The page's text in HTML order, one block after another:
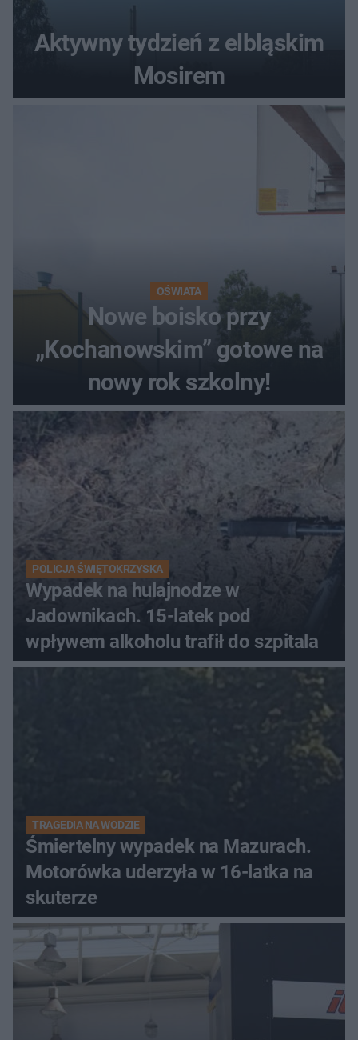
Aktywny tydzień z elbląskim
Mosirem
OŚWIATA
Nowe boisko przy
„Kochanowskim” gotowe na
nowy rok szkolny!
POLICJA ŚWIĘTOKRZYSKA
Wypadek na hulajnodze w
Jadownikach. 15-latek pod
wpływem alkoholu trafił do szpitala
TRAGEDIA NA WODZIE
Śmiertelny wypadek na Mazurach.
Motorówka uderzyła w 16-latka na
skuterze